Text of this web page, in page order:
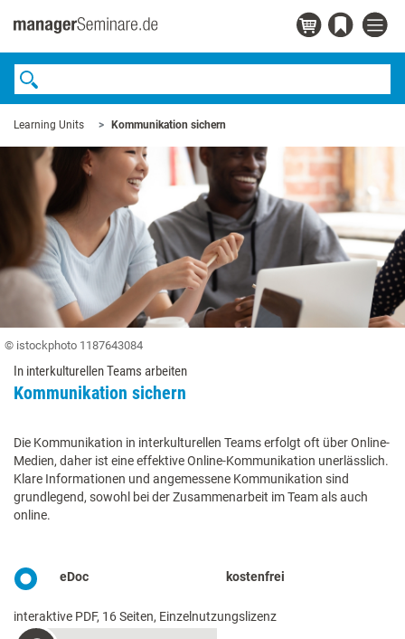
Learning Units Kommunikation sichern
© istockphoto 1187643084
In interkulturellen Teams arbeiten
Kommunikation sichern
Die Kommunikation in interkulturellen Teams erfolgt oft über Online-
Medien, daher ist eine effektive Online-Kommunikation unerlässlich.
Klare Informationen und angemessene Kommunikation sind
grundlegend, sowohl bei der Zusammenarbeit im Team als auch
online.
eDoc kostenfrei
interaktive PDF, 16 Seiten, Einzelnutzungslizenz